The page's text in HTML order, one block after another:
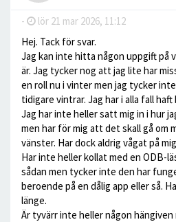
- lör 21 mar 2026, 11:12
Hej. Tack för svar.
Jag kan inte hitta någon uppgift på
är. Jag tycker nog att jag lite har
en roll nu i vinter men jag tycker
tidigare vintrar. Jag har i alla fall haft
Jag har inte heller satt mig in i hur
men har för mig att det skall gå om
vänster. Har dock aldrig vågat på
Har inte heller kollat med en ODB-
sådan men tycker inte den har
beroende på en dålig app eller så.
länge.
Är tyvärr inte heller någon